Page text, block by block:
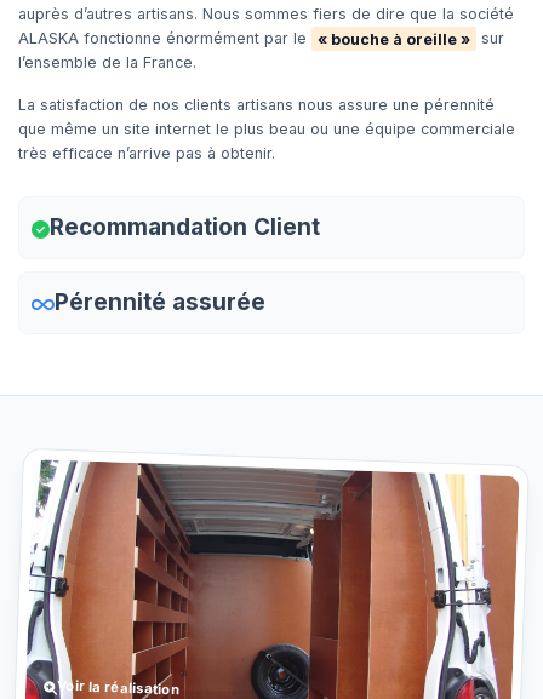
auprès d’autres artisans. Nous sommes fiers de dire que la société
ALASKA fonctionne énormément par le
« bouche à oreille » sur
l’ensemble de la France.
La satisfaction de nos clients artisans nous assure une pérennité
que même un site internet le plus beau ou une équipe commerciale
très efficace n’arrive pas à obtenir.
Recommandation Client
Pérennité assurée
Voir la réalisation